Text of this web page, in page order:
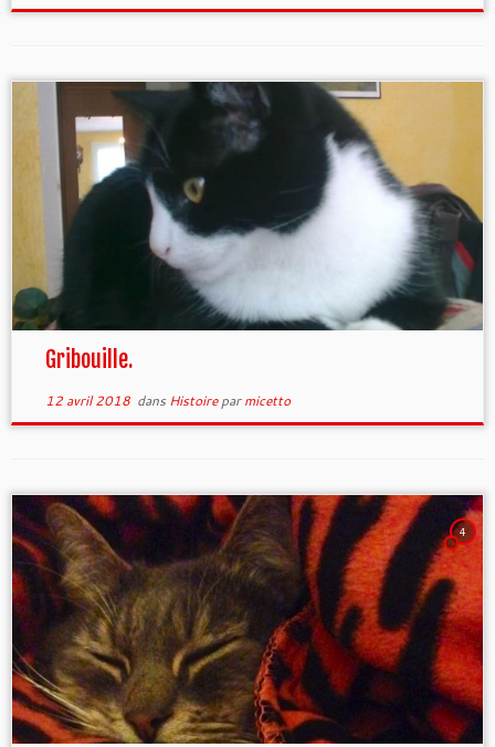
Gribouille.
12 avril 2018dans Histoireparmicetto
4